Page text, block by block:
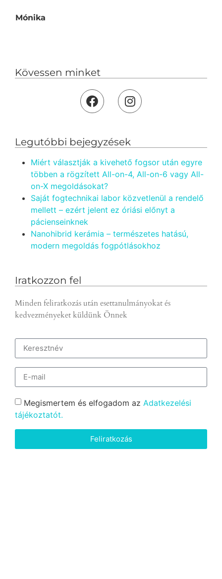
Mónika
Kövessen minket
Legutóbbi bejegyzések
Miért választják a kivehető fogsor után egyre
többen a rögzített All-on-4, All-on-6 vagy All-
on-X megoldásokat?
Saját fogtechnikai labor közvetlenül a rendelő
mellett – ezért jelent ez óriási előnyt a
pácienseinknek
Nanohibrid kerámia – természetes hatású,
modern megoldás fogpótlásokhoz
Iratkozzon fel
Minden feliratkozás után esettanulmányokat és
kedvezményeket küldünk Önnek
Megismertem és elfogadom az Adatkezelési
tájékoztatót.
Feliratkozás